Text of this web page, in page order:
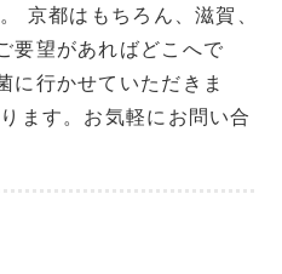
京都はもちろん、滋賀、
要望があればどこへで
に行かせていただきま
ます。お気軽にお問い合